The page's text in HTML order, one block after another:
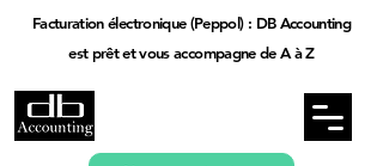
Facturation électronique (Peppol) : DB Accounting
est prêt et vous accompagne de A à Z